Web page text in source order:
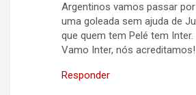
Argentinos vamos passar
uma goleada sem ajuda de
que quem tem Pelé tem Inter.
Vamo Inter, nós
Responder